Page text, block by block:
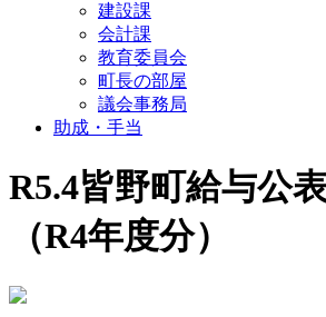
建設課
会計課
教育委員会
町長の部屋
議会事務局
助成・手当
R5.4皆野町給与公
（R4年度分）